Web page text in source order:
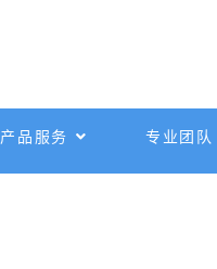
产品服务 专业团队